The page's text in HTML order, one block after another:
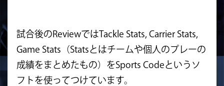
試合後のReviewではTackle Stats, Carrier Stats,
Game Stats（Statsとはチームや個人のプレーの
成績をまとめたもの） をSports Codeというソ
フトを使ってつけています。